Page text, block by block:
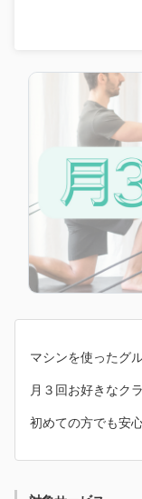
マシンを使ったグ
月３回お好きなク
初めての方でも安心